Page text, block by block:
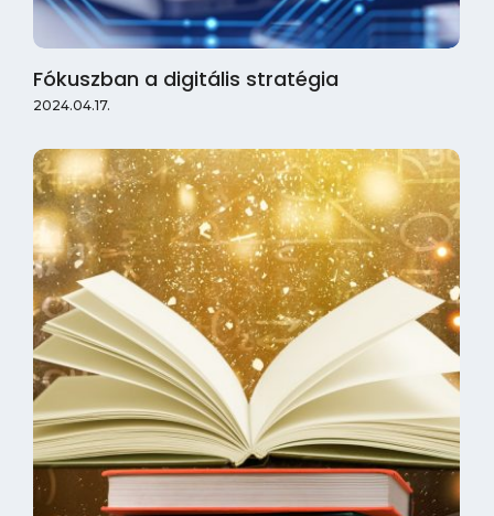
Fókuszban a digitális stratégia
2024.04.17.